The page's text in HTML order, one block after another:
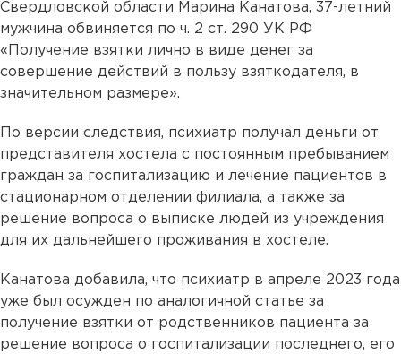
Свердловской области Марина Канатова, 37-летний
мужчина обвиняется по ч. 2 ст. 290 УК РФ
«Получение взятки лично в виде денег за
совершение действий в пользу взяткодателя, в
значительном размере».
По версии следствия, психиатр получал деньги от
представителя хостела с постоянным пребыванием
граждан за госпитализацию и лечение пациентов в
стационарном отделении филиала, а также за
решение вопроса о выписке людей из учреждения
для их дальнейшего проживания в хостеле.
Канатова добавила, что психиатр в апреле 2023 года
уже был осужден по аналогичной статье за
получение взятки от родственников пациента за
решение вопроса о госпитализации последнего, его